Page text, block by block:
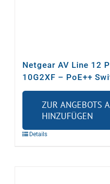
Netgear AV Line 12
10G2XF – PoE++
ZUR ANGEBOTS
HINZUFÜGEN
Details